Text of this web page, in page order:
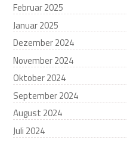
Februar 2025
Januar 2025
Dezember 2024
November 2024
Oktober 2024
September 2024
August 2024
Juli 2024